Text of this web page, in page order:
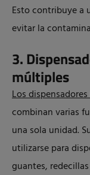
Esto contribuye a
evitar la
3.
múltiples
Los
combinan varias
una sola unidad.
utilizarse para
guantes,